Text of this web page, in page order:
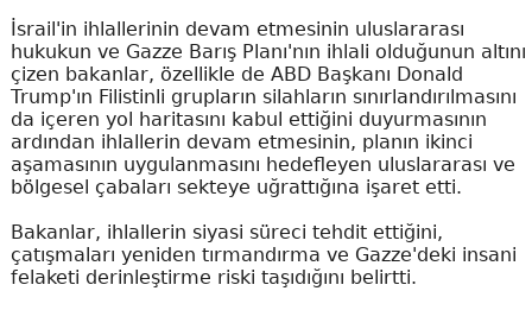
İsrail'in ihlallerinin devam etmesinin uluslararası
hukukun ve Gazze Barış Planı'nın ihlali olduğunun altını
çizen bakanlar, özellikle de ABD Başkanı Donald
Trump'ın Filistinli grupların silahların sınırlandırılmasını
da içeren yol haritasını kabul ettiğini duyurmasının
ardından ihlallerin devam etmesinin, planın ikinci
aşamasının uygulanmasını hedefleyen uluslararası ve
bölgesel çabaları sekteye uğrattığına işaret etti.
Bakanlar, ihlallerin siyasi süreci tehdit ettiğini,
çatışmaları yeniden tırmandırma ve Gazze'deki insani
felaketi derinleştirme riski taşıdığını belirtti.